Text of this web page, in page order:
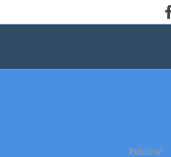
Publicité